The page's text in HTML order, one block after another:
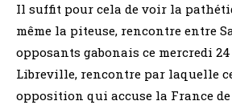
Il suffit pour cela de voir la
même la piteuse, rencontre entre
opposants gabonais ce mercredi
Libreville, rencontre par laquelle
opposition qui accuse la France